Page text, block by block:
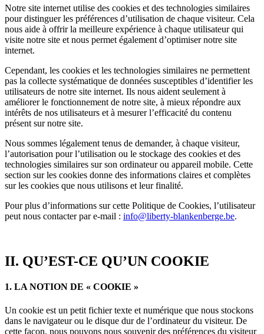
Notre site internet utilise des cookies et des technologies similaires
pour distinguer les préférences d’utilisation de chaque visiteur. Cela
nous aide à offrir la meilleure expérience à chaque utilisateur qui
visite notre site et nous permet également d’optimiser notre site
internet.
Cependant, les cookies et les technologies similaires ne permettent
pas la collecte systématique de données susceptibles d’identifier les
utilisateurs de notre site internet. Ils nous aident seulement à
améliorer le fonctionnement de notre site, à mieux répondre aux
intérêts de nos utilisateurs et à mesurer l’efficacité du contenu
présent sur notre site.
Nous sommes légalement tenus de demander, à chaque visiteur,
l’autorisation pour l’utilisation ou le stockage des cookies et des
technologies similaires sur son ordinateur ou appareil mobile. Cette
section sur les cookies donne des informations claires et complètes
sur les cookies que nous utilisons et leur finalité.
Pour plus d’informations sur cette Politique de Cookies, l’utilisateur
peut nous contacter par e-mail : info@liberty-blankenberge.be.
II. QU’EST-CE QU’UN COOKIE
1. LA NOTION DE « COOKIE »
Un cookie est un petit fichier texte et numérique que nous stockons
dans le navigateur ou le disque dur de l’ordinateur du visiteur. De
cette façon, nous pouvons nous souvenir des préférences du visiteur